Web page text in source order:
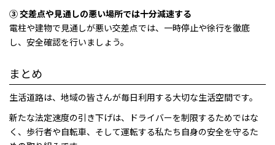
③ 交差点や見通しの悪い場所では十分減速する
電柱や建物で見通しが悪い交差点では、一時停止や徐行を徹底
し、安全確認を行いましょう。
まとめ
生活道路は、地域の皆さんが毎日利用する大切な生活空間です。
新たな法定速度の引き下げは、ドライバーを制限するためではな
く、歩行者や自転車、そして運転する私たち自身の安全を守るた